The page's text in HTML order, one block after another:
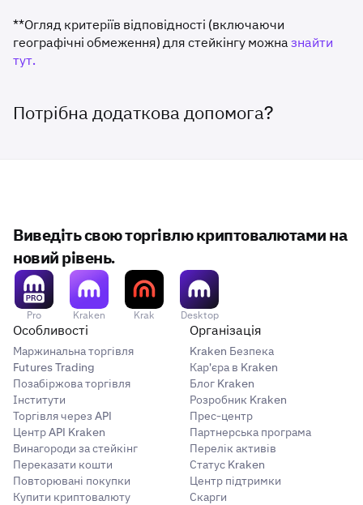
**Огляд критеріїв відповідності (включаючи
географічні обмеження) для стейкінгу можназнайти
тут.
Потрібна додаткова допомога?
Виведіть свою торгівлю криптовалютами на
новий рівень.
Pro Kraken Krak Desktop
Особливості
Маржинальна торгівля
Futures Trading
Позабіржова торгівля
Інститути
Торгівля через API
Центр API Kraken
Винагороди за стейкінг
Переказати кошти
Повторювані покупки
Купити криптовалюту
Організація
Kraken Безпека
Кар'єра в Kraken
Блог Kraken
Розробник Kraken
Прес-центр
Партнерська програма
Перелік активів
Статус Kraken
Центр підтримки
Скарги